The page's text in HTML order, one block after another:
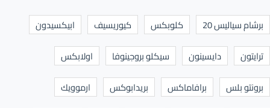
برشام سياليس 20 كلوبكس كيوريسيف
ابيكسيدون
ترايتون
دايسينون سيكلو بروجينوفا
اولابكس
برونتو بلس
برافاماكس بريدابوكس
ارموويك